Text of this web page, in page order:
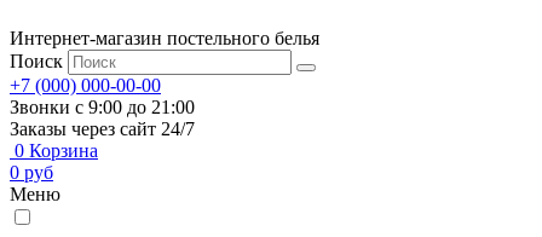
Интернет-магазин постельного белья
Поиск
+7 (000) 000-00-00
Звонки с 9:00 до 21:00
Заказы через сайт 24/7
0 Корзина
0 руб
Меню